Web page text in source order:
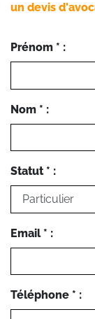
un devis
Prénom * :
Nom * :
Statut * :
Email * :
Téléphone * :